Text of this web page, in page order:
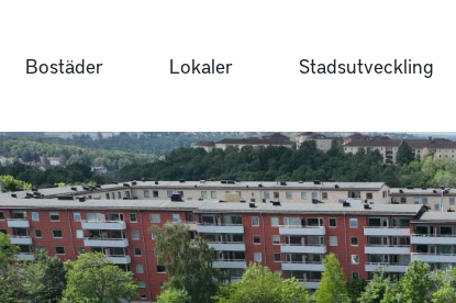
Bostäder Lokaler Stadsutveckling